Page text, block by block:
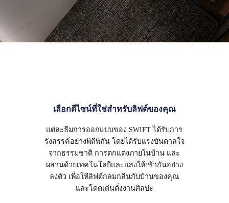
เลือกดีไซน์ที่ใช่สำหรับลิฟต์ของคุณ
แต่ละธีมการออกแบบของ SWIFT ได้รับการ
รังสรรค์อย่างพิถีพิถัน โดยได้รับแรงบันดาลใจ
จากธรรมชาติ การตกแต่งภายในบ้าน และ
ผสานด้วยเทคโนโลยีและแสงให้เข้ากันอย่าง
ลงตัว เพื่อให้ลิฟต์กลมกลืนกับบ้านของคุณ
และโดดเด่นดั่งงานศิลปะ